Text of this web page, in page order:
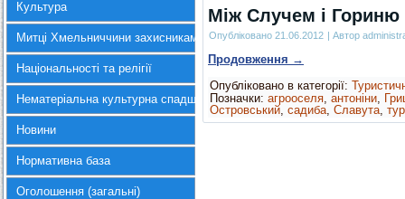
Культура
Митці Хмельниччини захисникам України
Національності та релігії
Нематеріальна культурна спадщина
Новини
Нормативна база
Оголошення (загальні)
Між Случем і Гориню
Опубліковано 21.06.2012 | Автор
Продовження →
Опубліковано в категорії:
Позначки: агрооселя, антоніни,
Островський, садиба, Славута,